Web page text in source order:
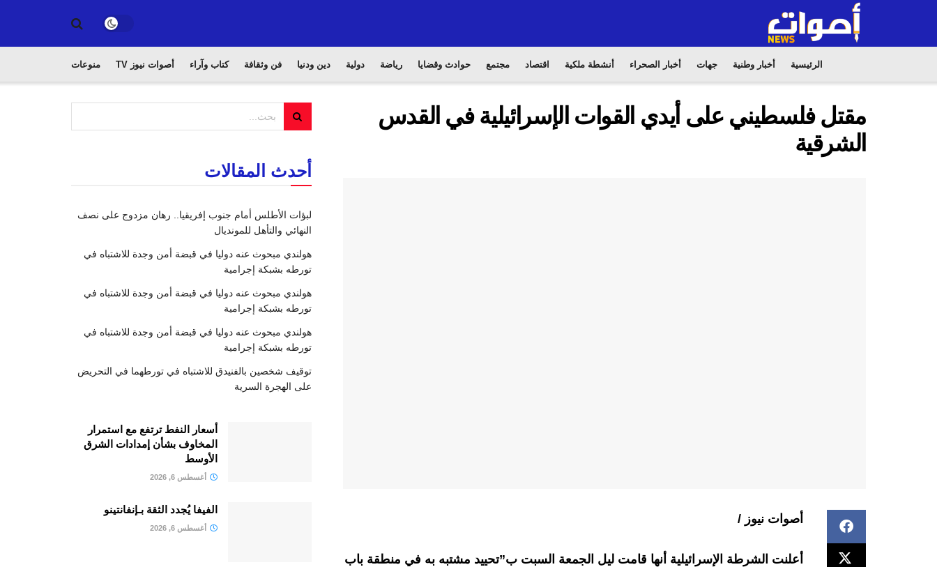
الرئيسية أخبار وطنية جهات أخبار الصحراء أنشطة ملكية اقتصاد مجتمع حوادث وقضايا رياضة دولية دين ودنيا فن وثقافة كتاب وآراء أصوات نيوز TV منوعات
مقتل فلسطيني على أيدي القوات الإسرائيلية في القدس
الشرقية
أصوات نيوز /
أعلنت الشرطة الإسرائيلية أنها قامت ليل الجمعة السبت ب”تحييد مشتبه به في منطقة باب
أحدث المقالات
لبؤات الأطلس أمام جنوب إفريقيا.. رهان مزدوج على نصف
النهائي والتأهل للمونديال
هولندي مبحوث عنه دوليا في قبضة أمن وجدة للاشتباه في
تورطه بشبكة إجرامية
هولندي مبحوث عنه دوليا في قبضة أمن وجدة للاشتباه في
تورطه بشبكة إجرامية
هولندي مبحوث عنه دوليا في قبضة أمن وجدة للاشتباه في
تورطه بشبكة إجرامية
توقيف شخصين بالفنيدق للاشتباه في تورطهما في التحريض
على الهجرة السرية
أسعار النفط ترتفع مع استمرار
المخاوف بشأن إمدادات الشرق
الأوسط
أغسطس 6, 2026
الفيفا يُجدد الثقة بـإنفانتينو
أغسطس 6, 2026